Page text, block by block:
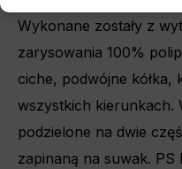
Wykonane zostały z
zarysowania 100%
ciche, podwójne kółka,
wszystkich kierunkach.
podzielone na dwie
zapinaną na suwak.